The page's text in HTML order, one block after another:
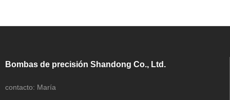
Bombas de precisión Shandong Co., Ltd.
contacto: María